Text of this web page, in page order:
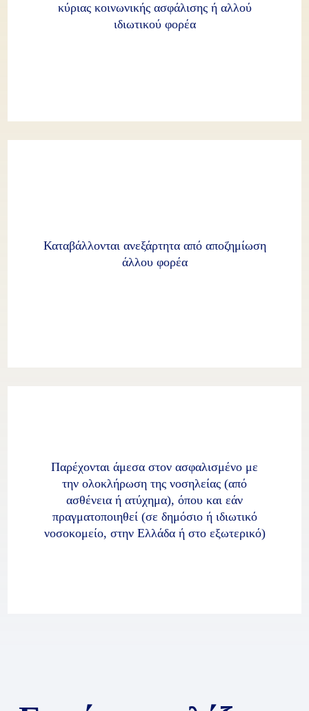
κύριας κοινωνικής ασφάλισης ή αλλού
ιδιωτικού φορέα
Καταβάλλονται ανεξάρτητα από αποζημίωση
άλλου φορέα
Παρέχονται άμεσα στον ασφαλισμένο με
την ολοκλήρωση της νοσηλείας (από
ασθένεια ή ατύχημα), όπου και εάν
πραγματοποιηθεί (σε δημόσιο ή ιδιωτικό
νοσοκομείο, στην Ελλάδα ή στο εξωτερικό)